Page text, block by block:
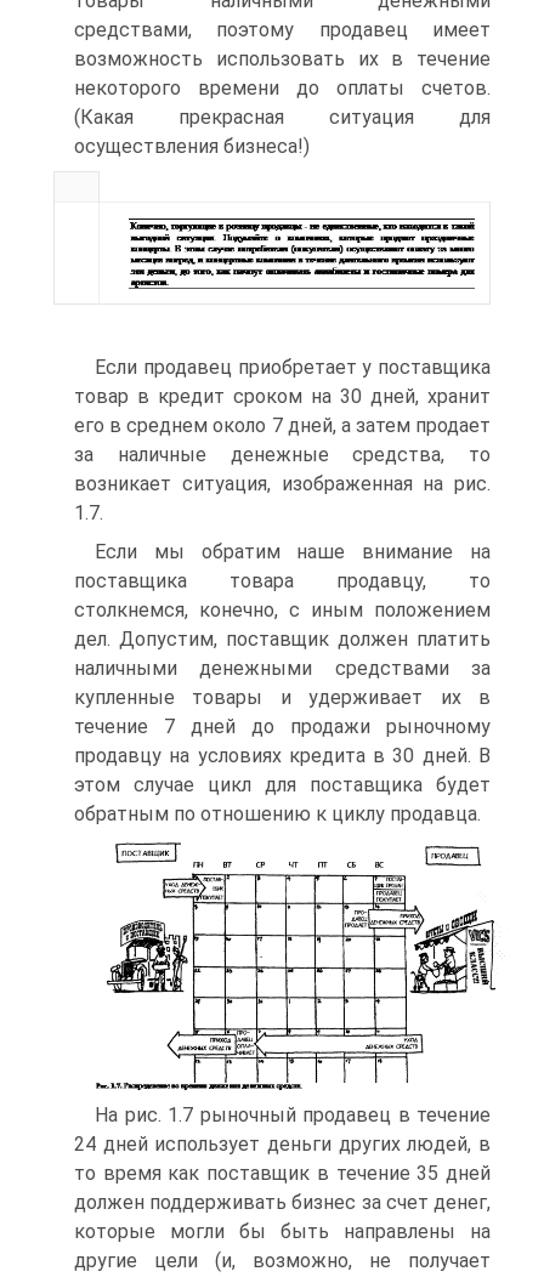
средствами, поэтому продавец имеет
возможность использовать их в течение
некоторого времени до оплаты счетов.
(Какая прекрасная ситуация для
осуществления бизнеса!)
Если продавец приобретает у поставщика
товар в кредит сроком на 30 дней, хранит
его в среднем около 7 дней, а затем продает
за наличные денежные средства, то
возникает ситуация, изображенная на рис.
1.7.
Если мы обратим наше внимание на
поставщика товара продавцу, то
столкнемся, конечно, с иным положением
дел. Допустим, поставщик должен платить
наличными денежными средствами за
купленные товары и удерживает их в
течение 7 дней до продажи рыночному
продавцу на условиях кредита в 30 дней. В
этом случае цикл для поставщика будет
обратным по отношению к циклу продавца.
На рис. 1.7 рыночный продавец в течение
24 дней использует деньги других людей, в
то время как поставщик в течение 35 дней
должен поддерживать бизнес за счет денег,
которые могли бы быть направлены на
другие цели (и, возможно, не получает